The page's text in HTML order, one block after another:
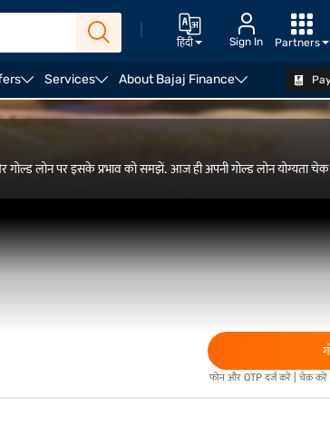
हिंदी Sign In Partners
Services About Bajaj Finance
लोन पर इसके प्रभाव को समझें. आज ही अपनी गोल्ड लोन योग्यता
फोन और OTP दर्ज करें | चेक करें